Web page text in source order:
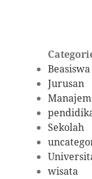
Beasiswa
Jurusan
Sekolah
wisata